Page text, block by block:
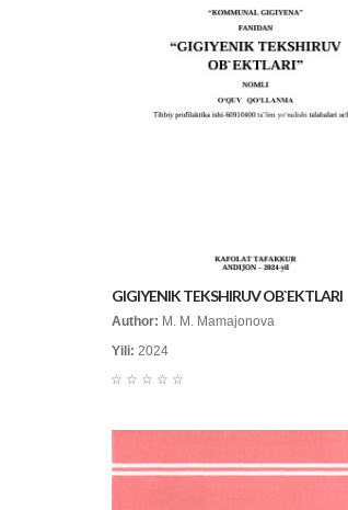
GIGIYENIK TEKSHIRUV OB`EKTLARI
Author: M. M. Mamajonova
Yili: 2024
☆
☆
☆
☆
☆